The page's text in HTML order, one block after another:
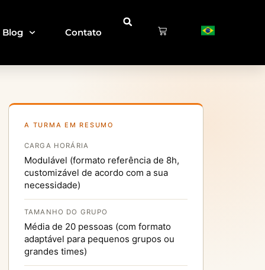
Blog Contato
A TURMA EM RESUMO
CARGA HORÁRIA
Modulável (formato referência de 8h,
customizável de acordo com a sua
necessidade)
TAMANHO DO GRUPO
Média de 20 pessoas (com formato
adaptável para pequenos grupos ou
grandes times)